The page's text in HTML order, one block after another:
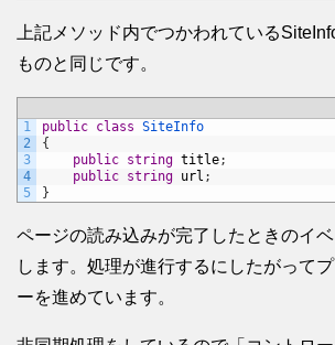
上記メソッド内でつかわれている
ものと同じです。
1
2
3
4
5
public class SiteInfo
{
public string title;
public string url ;
}
ページの読み込みが完了したときのイ
します。処理が進行するにしたがって
ーを進めています。